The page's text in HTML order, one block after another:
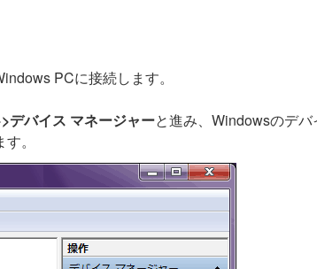
PCに接続します。
デバイス マネージャーと進み、Windowsのデバ
。